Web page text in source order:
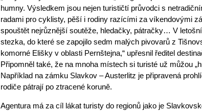
humny. Výsledkem jsou nejen turističtí průvodci s
radami pro cyklisty, pěší i rodiny razícími za víkendovými
spouštět nejrůznější soutěže, hledačky, pátračky… V
stezka, do které se zapojilo sedm malých pivovarů z
komorné Elišky v oblasti Pernštejna,“ upřesnil ředitel
Připomněl také, že na mnoha místech si turisté už můžou
Například na zámku Slavkov – Austerlitz je připravená
rodiče pátrají po ztracené koruně.
Agentura má za cíl lákat turisty do regionů jako je